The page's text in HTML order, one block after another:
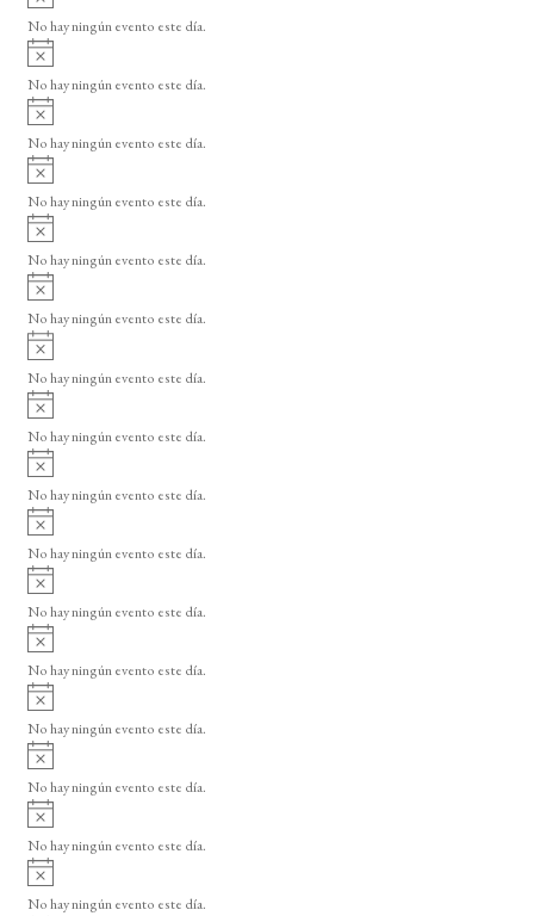
o
v
i
o
No hay ningún evento este día.
A
v
i
o
No hay ningún evento este día.
A
v
i
o
No hay ningún evento este día.
A
v
i
o
No hay ningún evento este día.
A
v
i
o
No hay ningún evento este día.
A
v
i
o
No hay ningún evento este día.
A
v
i
o
No hay ningún evento este día.
A
v
i
o
No hay ningún evento este día.
A
v
i
o
No hay ningún evento este día.
A
v
i
o
No hay ningún evento este día.
A
v
i
o
No hay ningún evento este día.
A
v
i
o
No hay ningún evento este día.
A
v
i
o
No hay ningún evento este día.
A
v
i
o
No hay ningún evento este día.
A
v
i
o
No hay ningún evento este día.
A
v
No hay ningún evento este día.